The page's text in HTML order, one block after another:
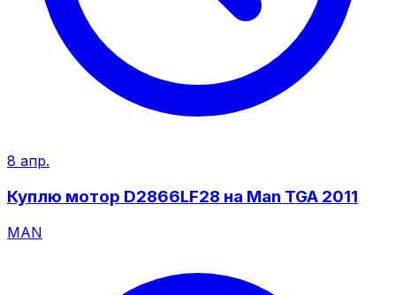
8 апр.
Куплю мотор D2866LF28 на Man TGA 2011
MAN